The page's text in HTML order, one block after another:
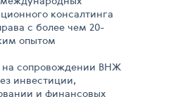
консалтинга
с более чем 20-
опытом
на сопровождении ВНЖ
инвестиции,
и финансовых